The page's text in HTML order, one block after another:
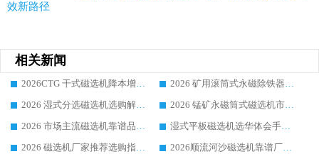
效新路径
相关新闻
2026CTG 干式磁选机降本增效选购指南 选矿行业口碑稳定专业生产强者盘点
2026 矿用滚筒式永磁除铁器厂家榜单 行业实力派源头厂商选购干货指南
2026 湿式分选磁选机选购解析，华体会手机网页版-华体会(中国) 设备综合实力详解
2026 锰矿永磁筒式磁选机市场主流客户推荐生产厂家口碑精选
2026 市场主流磁选机靠谱品牌推荐 案例厂家华体会手机网页版-华体会(中国) 大众倾心之选
湿式平板磁选机选华体会手机网页版-华体会(中国) _2026靠谱厂家收获各地客户良好评价
2026 磁选机厂家推荐选购指南，实地走访参考华体会手机网页版-华体会(中国) 合作口碑表现
2026顺流河沙磁选机靠谱厂家推荐 华体会手机网页版-华体会(中国) 实力口碑精选